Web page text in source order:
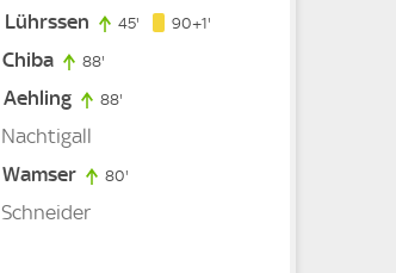
Lührssen 45' 45. minute
90+1'
Chiba 88'
Aehling 88'
Nachtigall
Wamser 80'
Schneider